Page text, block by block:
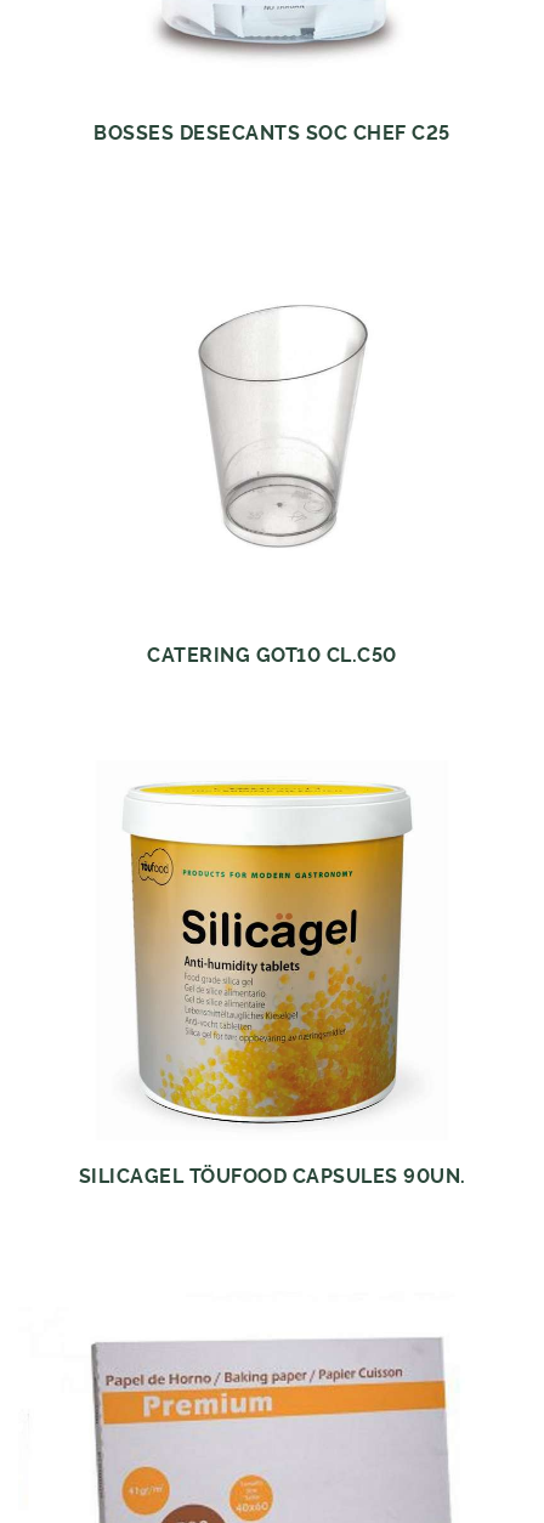
BOSSES DESECANTS SOC CHEF C25
CATERING GOT10 CL.C50
SILICAGEL TÖUFOOD CAPSULES 90UN.